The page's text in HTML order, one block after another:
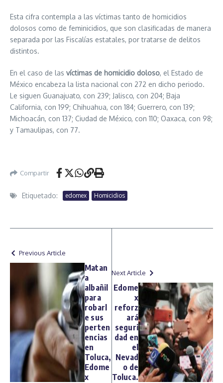
Esta cifra contempla a las víctimas tanto de homicidios
dolosos como de feminicidios, que son clasificadas de manera
separada por las Fiscalías estatales, por tratarse de delitos
distintos.
En el caso de las víctimas de homicidio doloso, el Estado de
México encabeza la lista nacional con 272 en dicho periodo.
Le siguen Guanajuato, con 239; Jalisco, con 204; Baja
California, con 199; Chihuahua, con 184; Guerrero, con 139;
Michoacán, con 137; Ciudad de México, con 110; Oaxaca, con 98;
y Tamaulipas, con 77.
Compartir
Etiquetado: edomex Homicidios
Previous Article
Matan
a
albañil
para
robarl
e sus
perten
encias
en
Toluca,
Edome
x
Next Article
Edome
x
reforz
ará
seguri
dad en
el
Nevad
o de
Toluca.